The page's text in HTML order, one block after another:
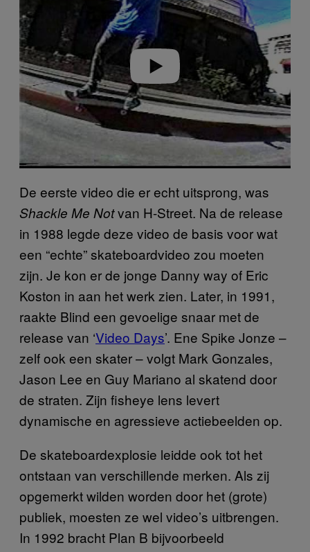
Play video
De eerste video die er echt uitsprong, was
Shackle Me Notvan H-Street. Na de release
in 1988 legde deze video de basis voor wat
een “echte” skateboardvideo zou moeten
zijn. Je kon er de jonge Danny way of Eric
Koston in aan het werk zien. Later, in 1991,
raakte Blind een gevoelige snaar met de
release van ‘Video Days’. Ene Spike Jonze –
zelf ook een skater – volgt Mark Gonzales,
Jason Lee en Guy Mariano al skatend door
de straten. Zijn fisheye lens levert
dynamische en agressieve actiebeelden op.
De skateboardexplosie leidde ook tot het
ontstaan van verschillende merken. Als zij
opgemerkt wilden worden door het (grote)
publiek, moesten ze wel video’s uitbrengen.
In 1992 bracht Plan B bijvoorbeeld